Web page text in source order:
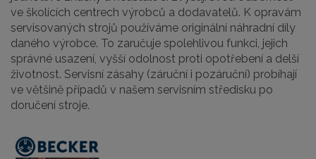
ve školících centrech výrobců a dodavatelů. K opravám
servisovaných strojů používáme originální náhradní díly
daného výrobce. To zaručuje spolehlivou funkci, jejich
správné usazení, vyšší odolnost proti opotřebení a delší
životnost. Servisní zásahy (záruční i pozáruční) probíhají
ve většině případů v našem servisním středisku po
doručení stroje.